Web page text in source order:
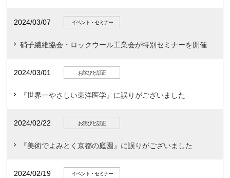
2024/03/07 イベント・セミナー
硝子繊維協会・ロックウール工業会が特別セミナーを開催
2024/03/01 お詫びと訂正
『世界一やさしい東洋医学』に誤りがございました
2024/02/22 お詫びと訂正
『美術でよみとく京都の庭園』に誤りがございました
2024/02/19 イベント・セミナー